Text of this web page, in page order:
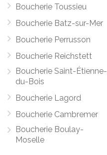
Boucherie Toussieu
Boucherie Batz-sur-Mer
Boucherie Perrusson
Boucherie Reichstett
Boucherie Saint-Étienne-
du-Bois
Boucherie Lagord
Boucherie Cambremer
Boucherie Boulay-
Moselle